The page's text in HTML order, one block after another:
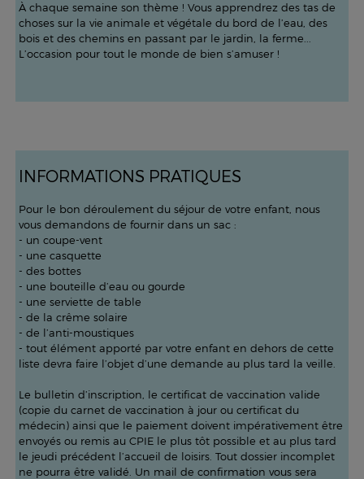
À chaque semaine son thème ! Vous apprendrez des tas de
choses sur la vie animale et végétale du bord de l’eau, des
bois et des chemins en passant par le jardin, la ferme...
L’occasion pour tout le monde de bien s’amuser !
INFORMATIONS PRATIQUES
Pour le bon déroulement du séjour de votre enfant, nous
vous demandons de fournir dans un sac :
- un coupe-vent
- une casquette
- des bottes
- une bouteille d’eau ou gourde
- une serviette de table
- de la crême solaire
- de l’anti-moustiques
- tout élément apporté par votre enfant en dehors de cette
liste devra faire l’objet d’une demande au plus tard la veille.
Le bulletin d’inscription, le certificat de vaccination valide
(copie du carnet de vaccination à jour ou certificat du
médecin) ainsi que le paiement doivent impérativement être
envoyés ou remis au CPIE le plus tôt possible et au plus tard
le jeudi précédent l’accueil de loisirs. Tout dossier incomplet
ne pourra être validé. Un mail de confirmation vous sera